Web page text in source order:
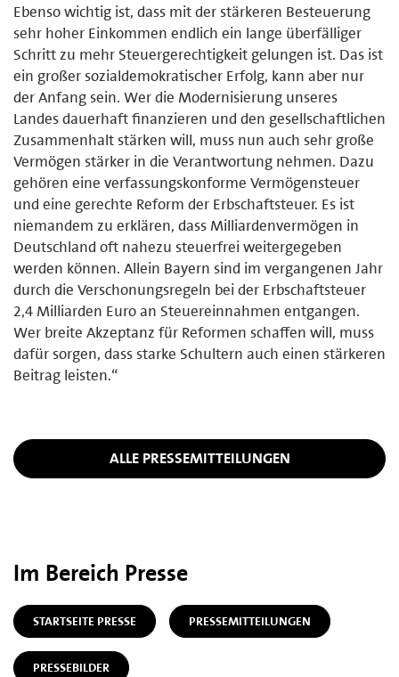
Ebenso wichtig ist, dass mit der stärkeren Besteuerung
sehr hoher Einkommen endlich ein lange überfälliger
Schritt zu mehr Steuergerechtigkeit gelungen ist. Das ist
ein großer sozialdemokratischer Erfolg, kann aber nur
der Anfang sein. Wer die Modernisierung unseres
Landes dauerhaft finanzieren und den gesellschaftlichen
Zusammenhalt stärken will, muss nun auch sehr große
Vermögen stärker in die Verantwortung nehmen. Dazu
gehören eine verfassungskonforme Vermögensteuer
und eine gerechte Reform der Erbschaftsteuer. Es ist
niemandem zu erklären, dass Milliardenvermögen in
Deutschland oft nahezu steuerfrei weitergegeben
werden können. Allein Bayern sind im vergangenen Jahr
durch die Verschonungsregeln bei der Erbschaftsteuer
2,4 Milliarden Euro an Steuereinnahmen entgangen.
Wer breite Akzeptanz für Reformen schaffen will, muss
dafür sorgen, dass starke Schultern auch einen stärkeren
Beitrag leisten.“
ALLE PRESSEMITTEILUNGEN
Im Bereich Presse
STARTSEITE PRESSE PRESSEMITTEILUNGEN
PRESSEBILDER